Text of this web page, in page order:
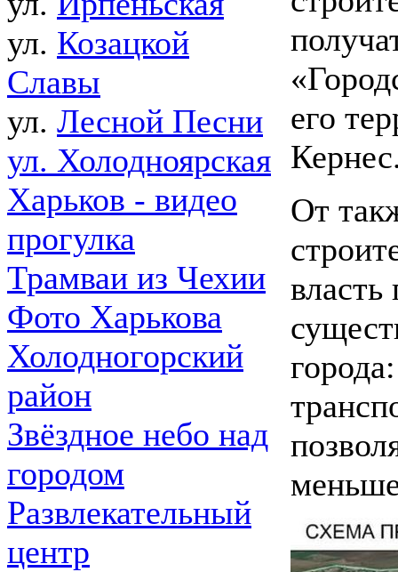
ул. Козацкой
Славы
ул. Лесной Песни
ул. Холодноярская
Харьков - видео
прогулка
Трамваи из Чехии
Фото Харькова
Холодногорский
район
Звёздное небо над
городом
Развлекательный
центр
его
От
власть